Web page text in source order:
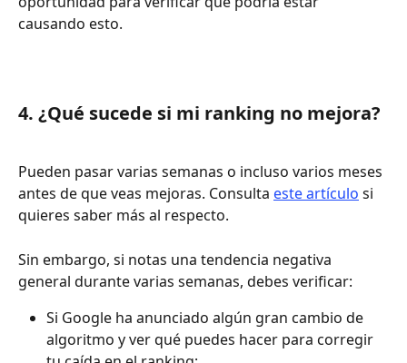
causando esto.
4. ¿Qué sucede si mi ranking no mejora?
Pueden pasar varias semanas o incluso varios meses
antes de que veas mejoras. Consulta este artículo si
quieres saber más al respecto.
Sin embargo, si notas una tendencia negativa
general durante varias semanas, debes verificar:
Si Google ha anunciado algún gran cambio de
algoritmo y ver qué puedes hacer para corregir